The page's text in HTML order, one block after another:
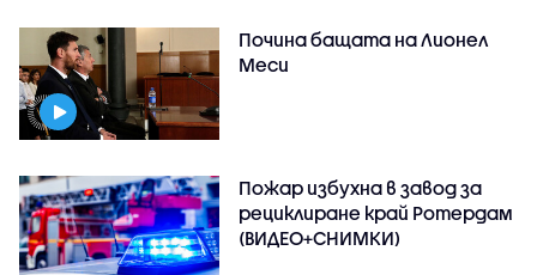
Почина бащата на Лионел
Меси
Пожар избухна в завод за
рециклиране край Ротердам
(ВИДЕО+СНИМКИ)